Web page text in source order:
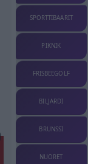
SPORTTIBAARIT
PIKNIK
FRISBEEGOLF
BILJARDI
BRUNSSI
NUORET